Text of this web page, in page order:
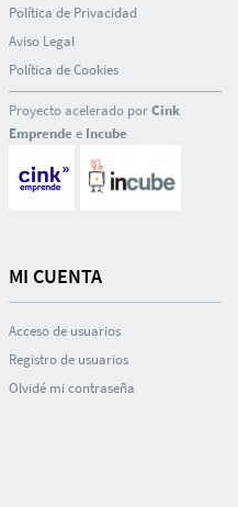
Polí­tica de Privacidad
Aviso Legal
Polí­tica de Cookies
Proyecto acelerado porCink
Emprendee Incube
MI CUENTA
Acceso de usuarios
Registro de usuarios
Olvidé mi contraseña